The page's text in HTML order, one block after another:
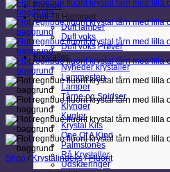
Forside
Duft Til Hjemmet
Duft lamper
Duft voks
Duft voks Prøver
Krystaller
Nyheder krystaller
Lommesten
Lamper
Tårne og Spidser
Klynger
Kugler
Krystal Kits
One Of A Kind
Palmstones
Rå Krystaller
Udskæringer
Shop / Krystalindeks / Fluorit